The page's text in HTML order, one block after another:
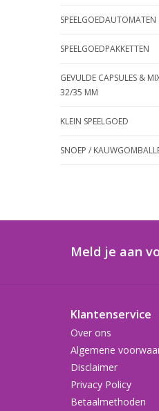
SPEELGOEDAUTOMATEN
SPEELGOEDPAKKETTEN
GEVULDE CAPSULES &
32/35 MM
KLEIN SPEELGOED
SNOEP /
Meld je aan
Klantenservice
Over ons
Algemene
Disclaimer
Privacy Policy
Betaalmethoden